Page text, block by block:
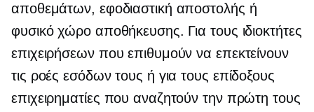
αποθεμάτων, εφοδιαστική αποστολής ή
φυσικό χώρο αποθήκευσης. Για τους ιδιοκτήτες
επιχειρήσεων που επιθυμούν να επεκτείνουν
τις ροές εσόδων τους ή για τους επίδοξους
επιχειρηματίες που αναζητούν την πρώτη τους